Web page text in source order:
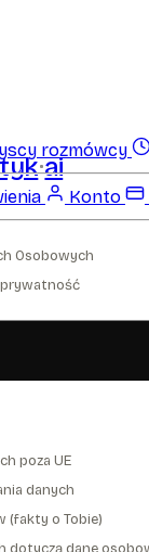
rozmówcy
Konto
ai
Osobowych
prywatność
osobowych w
w celach
poza UE
danych
(fakty o Tobie)